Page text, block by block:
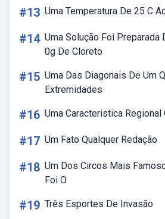
#13 Uma Temperatura De 25 C
#14 Uma Solução Foi
0g De Cloreto
#15 Uma Das Diagonais De Um
Extremidades
#16 Uma Caracteristica
#17 Um Fato Qualquer Redação
#18 Um Dos Circos Mais
Foi O
#19 Três Esportes De Invasão